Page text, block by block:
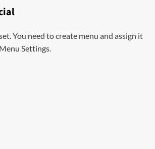
You need to create menu and assign it
Settings.